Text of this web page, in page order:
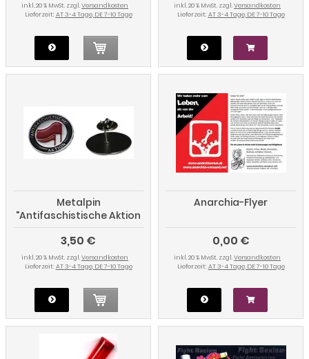
inkl. 20 % MwSt. zzgl.Versandkosten
Lieferzeit: AT 3-4 Tage, DE 7-10 Tage
inkl. 20 % MwSt. zzgl.Versandkosten
Lieferzeit: AT 3-4 Tage, DE 7-10 Tage
Metalpin
"Antifaschistische Aktion
rot/rot"
3,50 €
inkl. 20 % MwSt. zzgl.Versandkosten
Lieferzeit: AT 3-4 Tage, DE 7-10 Tage
Anarchia-Flyer
0,00 €
inkl. 20 % MwSt. zzgl.Versandkosten
Lieferzeit: AT 3-4 Tage, DE 7-10 Tage